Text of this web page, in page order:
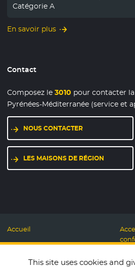
Catégorie A
En savoir plus
Contact
Composez le3010 pour contacter
Pyrénées-Méditerranée (service et
NOUS CONTACTER
LES MAISONS DE RÉGION
Accueil
Mentions légales
Données personnelles et
This site uses cookies and